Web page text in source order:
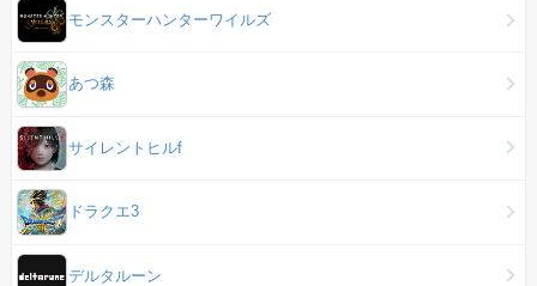
モンスターハンターワイルズ
あつ森
サイレントヒルf
ドラクエ3
デルタルーン